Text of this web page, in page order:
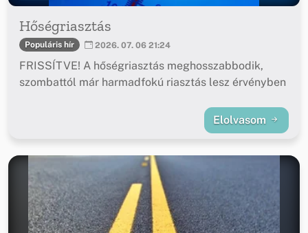
Hőségriasztás
Populáris hír 2026. 07. 06 21:24
FRISSÍTVE! A hőségriasztás meghosszabbodik,
szombattól már harmadfokú riasztás lesz érvényben
Elolvasom